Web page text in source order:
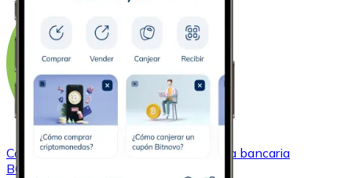
ComprarBitcoin Cash con transferencia bancaria
BCH